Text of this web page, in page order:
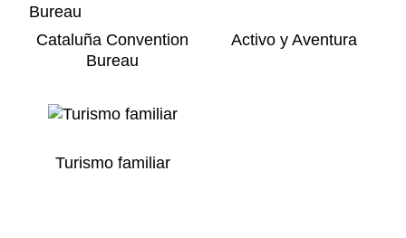
Cataluña Convention
Bureau
Activo y Aventura
Turismo familiar